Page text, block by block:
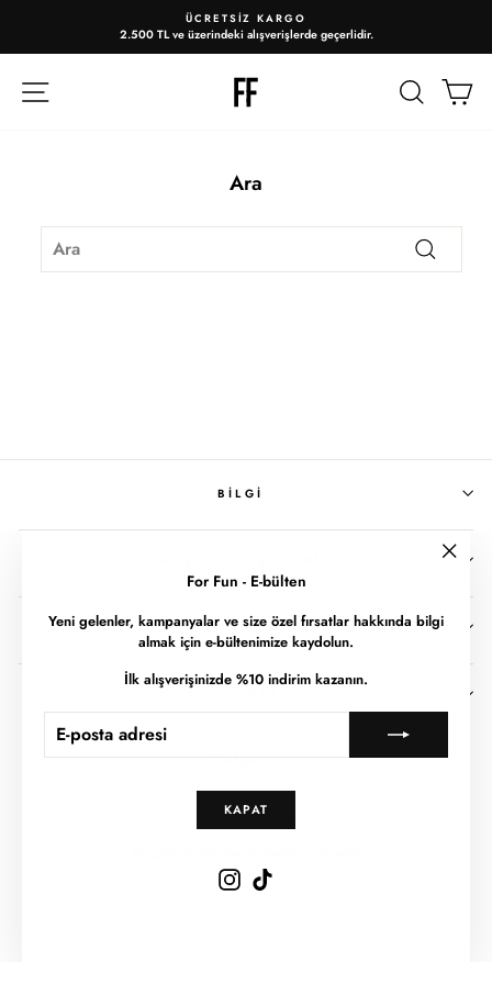
Slayt
duraklat
ÜCRETSIZ KARGO
2.500 TL ve üzerindeki alışverişlerde geçerlidir.
ARA
For Fun - E-bülten
Yeni gelenler, kampanyalar ve size özel fırsatlar hakkında bilgi
almak için e-bültenimize kaydolun.
İlk alışverişinizde %10 indirim kazanın.
POSTA
OL
KAPAT
Instagram
Ara
Ara
BILGI
KURUMSAL
KATIL & KAZAN
Dil
Türkçe
© 2026 For Fun